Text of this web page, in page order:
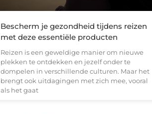
Bescherm je gezondheid tijdens reizen
met deze essentiële producten
Reizen is een geweldige manier om nieuwe
plekken te ontdekken en jezelf onder te
dompelen in verschillende culturen. Maar het
brengt ook uitdagingen met zich mee, vooral
als het gaat